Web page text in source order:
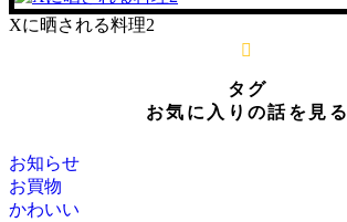
Xに晒される料理2
タグ
お気に入りの話を見る
お知らせ
お買物
かわいい